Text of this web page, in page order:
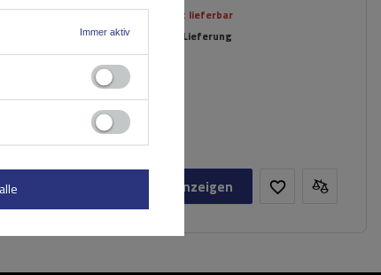
Aktuell nicht lieferbar
Individuelle Lieferung
Produkt anzeigen
Immer aktiv